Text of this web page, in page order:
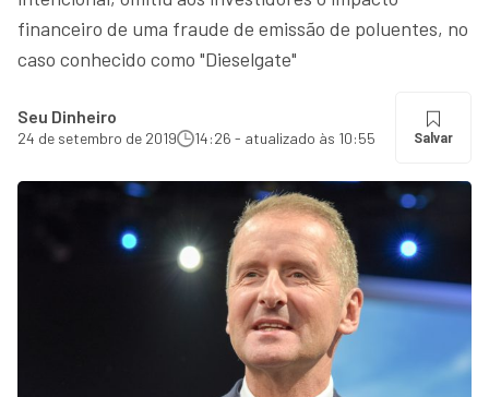
financeiro de uma fraude de emissão de poluentes, no
caso conhecido como "Dieselgate"
Seu Dinheiro
24 de setembro de 2019 14:26 - atualizado às 10:55 Salvar